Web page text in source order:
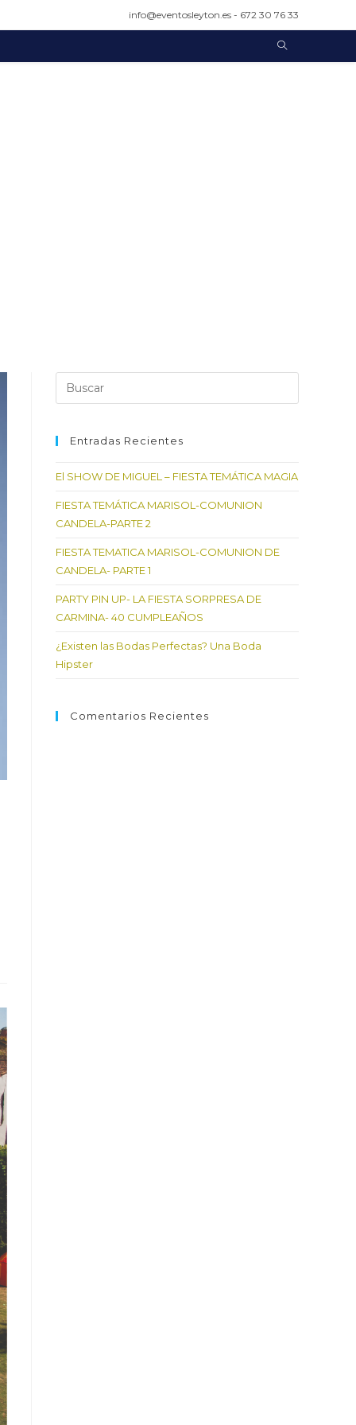
info@eventosleyton.es - 672 30 76 33
Escape
panel
Entradas Recientes
El SHOW DE MIGUEL – FIESTA TEMÁTICA MAGIA
FIESTA TEMÁTICA MARISOL-COMUNION
CANDELA-PARTE 2
FIESTA TEMATICA MARISOL-COMUNION DE
CANDELA- PARTE 1
PARTY PIN UP- LA FIESTA SORPRESA DE
CARMINA- 40 CUMPLEAÑOS
¿Existen las Bodas Perfectas? Una Boda
Hipster
Comentarios Recientes